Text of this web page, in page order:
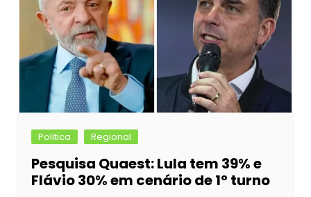
Politica Regional
Pesquisa Quaest: Lula tem 39% e
Flávio 30% em cenário de 1º turno